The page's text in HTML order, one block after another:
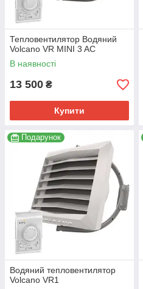
Тепловентилятор Водяний
Volcano VR MINI 3 AC
В наявності
13 500 ₴
Купити
Подарунок
Водяний тепловентилятор
Volcano VR1